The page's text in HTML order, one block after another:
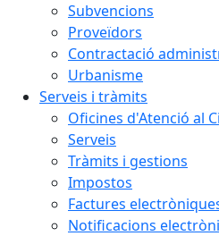
Subvencions
Proveïdors
Contractació
Urbanisme
Serveis i tràmits
Oficines d'Atenció al
Serveis
Tràmits i gestions
Impostos
Factures
Notificacions